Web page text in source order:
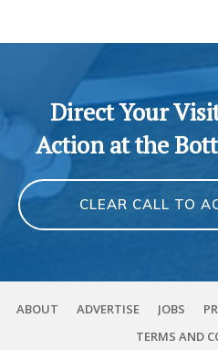
Direct Your
Action at the
CLEAR CALL TO
ABOUT ADVERTISE JOBS
TERMS AND